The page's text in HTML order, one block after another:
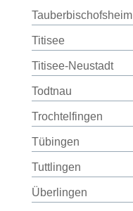
Tauberbischofsheim
Titisee
Titisee-Neustadt
Todtnau
Trochtelfingen
Tübingen
Tuttlingen
Überlingen